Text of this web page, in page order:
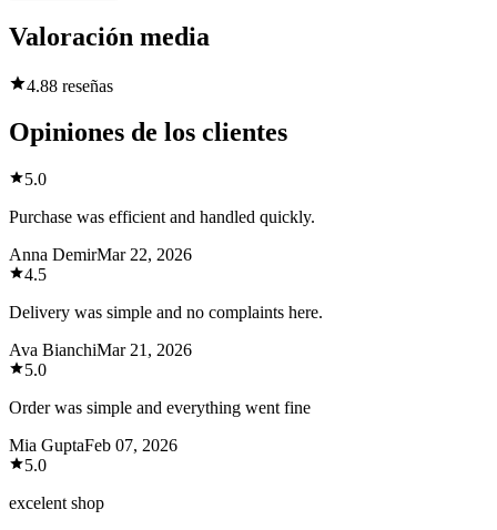
Valoración media
4.88 reseñas
Opiniones de los clientes
5.0
Purchase was efficient and handled quickly.
Anna DemirMar 22, 2026
4.5
Delivery was simple and no complaints here.
Ava BianchiMar 21, 2026
5.0
Order was simple and everything went fine
Mia GuptaFeb 07, 2026
5.0
excelent shop